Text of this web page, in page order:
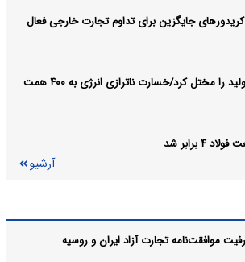
جایگزین برای تداوم تجارت خارجی فعال
قطعی برق، برنامه‌ریزی تولید را مختل کرد/خسارت ناترازی انرژی به ۴۰۰ همت
برابر شد
آرشیو
موافقت‌نامه تجارت آزاد ایران و روسیه